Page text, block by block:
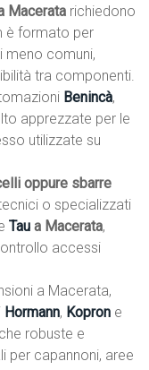
Macerata richiedono
è formato per
meno comuni,
tra componenti.
Benincà,
apprezzate per le
utilizzate su
oppure sbarre
o specializzati
Tau a Macerata,
accessi
a Macerata,
Hormann, Kopron e
robuste e
per capannoni, aree